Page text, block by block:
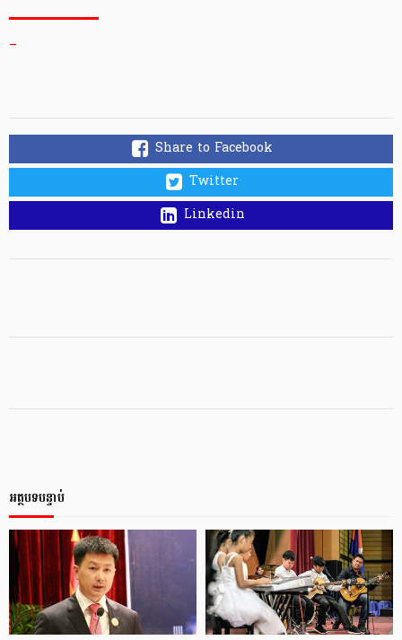
_
Share to Facebook
Twitter
Linkedin
អត្ថបទបន្ទាប់